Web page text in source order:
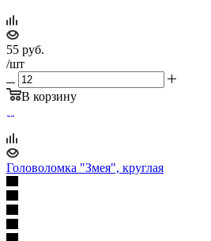
55 руб.
/шт
В корзину
Головоломка "Змея", круглая